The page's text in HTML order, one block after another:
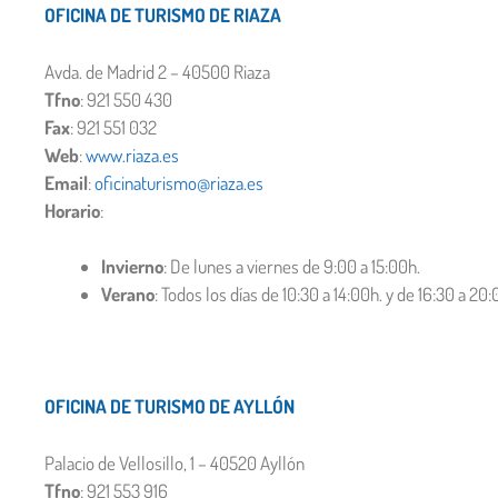
OFICINA DE TURISMO DE RIAZA
Avda. de Madrid 2 – 40500 Riaza
Tfno: 921 550 430
Fax: 921 551 032
Web:www.riaza.es
Email:oficinaturismo@riaza.es
Horario:
Invierno: De lunes a viernes de 9:00 a 15:00h.
Verano: Todos los días de 10:30 a 14:00h. y de 16:30 a
OFICINA DE TURISMO DE AYLLÓN
Palacio de Vellosillo, 1 – 40520 Ayllón
Tfno: 921 553 916